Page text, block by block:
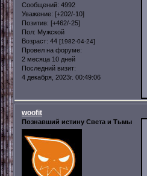
Сообщений: 4992
Уважение: [+202/-10]
Позитив: [+462/-25]
Пол: Мужской
Возраст: 44 [1982-04-24]
Провел на форуме:
2 месяца 10 дней
Последний визит:
4 декабря, 2023г. 00:49:06
woofit
Познавший истину Света и Тьмы